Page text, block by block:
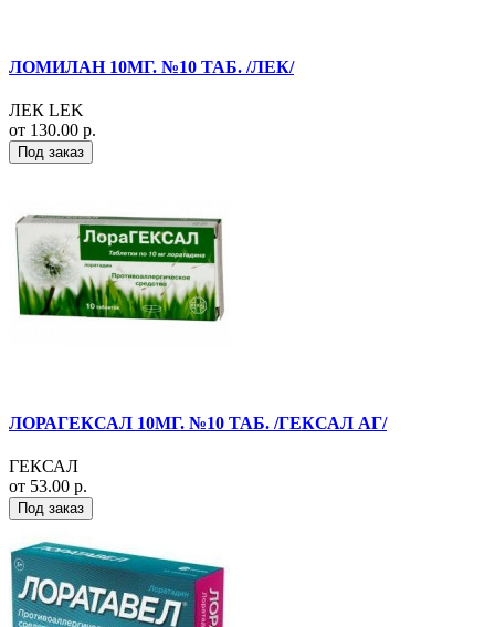
ЛОМИЛАН 10МГ. №10 ТАБ. /ЛЕК/
ЛЕК LEK
от 130.00 р.
Под заказ
ЛОРАГЕКСАЛ 10МГ. №10 ТАБ. /ГЕКСАЛ АГ/
ГЕКСАЛ
от 53.00 р.
Под заказ